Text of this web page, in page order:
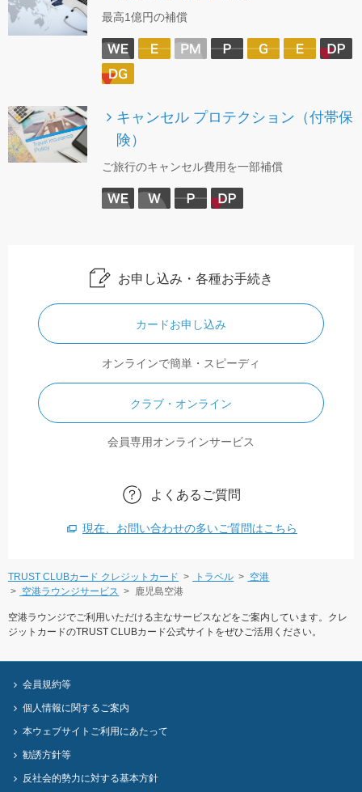
最高1億円の補償
キャンセル プロテクション（付帯保
険）
ご旅行のキャンセル費用を一部補償
お申し込み・各種お手続き
カードお申し込み
オンラインで簡単・スピーディ
クラブ・オンライン
会員専用オンラインサービス
よくあるご質問
現在、お問い合わせの多いご質問はこちら
TRUST CLUBカード クレジットカード トラベル
空港
空港ラウンジサービス
鹿児島空港
空港ラウンジでご利用いただける主なサービスなどをご案内しています。クレ
ジットカードのTRUST CLUBカード公式サイトをぜひご活用ください。
会員規約等
個人情報に関するご案内
本ウェブサイトご利用にあたって
勧誘方針等
反社会的勢力に対する基本方針